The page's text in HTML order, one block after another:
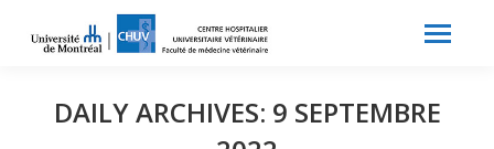
DAILY ARCHIVES: 9 SEPTEMBRE